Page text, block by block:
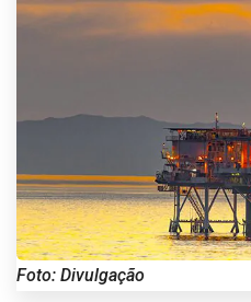
Foto: Divulgação